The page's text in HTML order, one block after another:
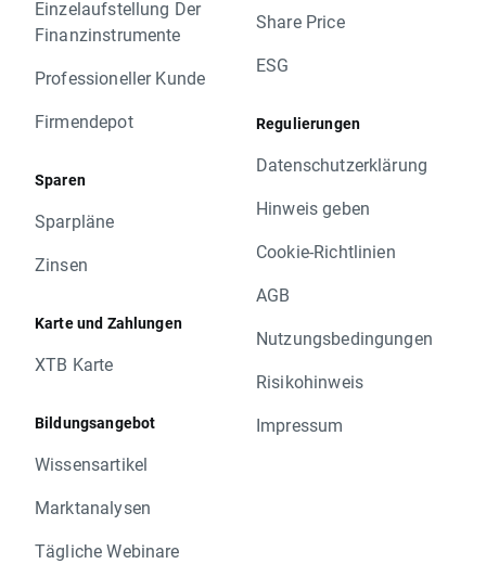
Einzelaufstellung Der
Finanzinstrumente
Professioneller Kunde
Firmendepot
Sparen
Sparpläne
Zinsen
Karte und Zahlungen
XTB Karte
Bildungsangebot
Wissensartikel
Marktanalysen
Tägliche Webinare
Share Price
ESG
Regulierungen
Datenschutzerklärung
Hinweis geben
Cookie-Richtlinien
AGB
Nutzungsbedingungen
Risikohinweis
Impressum